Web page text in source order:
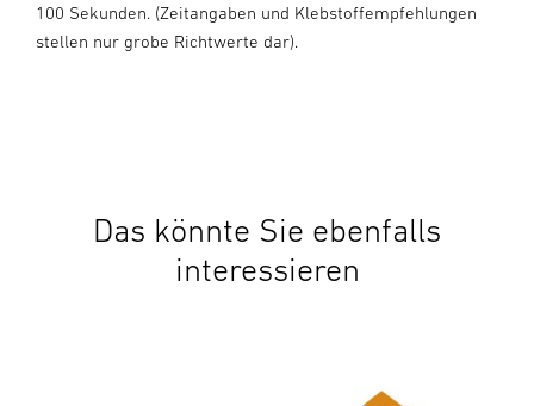
100 Sekunden. (Zeitangaben und Klebstoffempfehlungen
stellen nur grobe Richtwerte dar).
Das könnte Sie ebenfalls
interessieren